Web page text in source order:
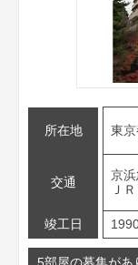
所在地 東
交通
京
Ｊ
竣工日